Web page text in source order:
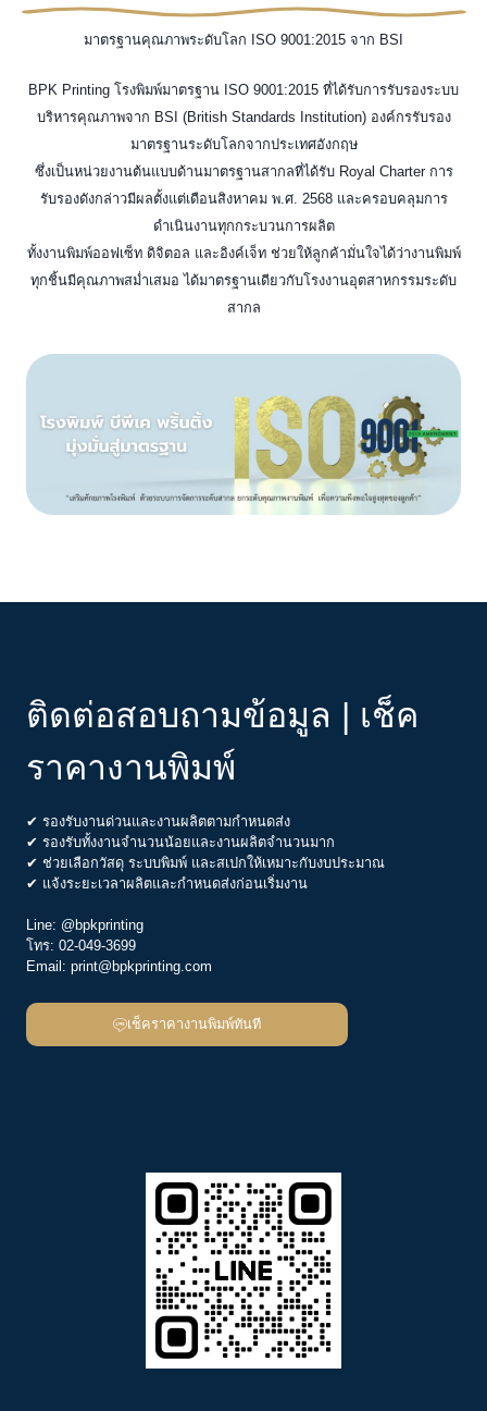
มาตรฐานคุณภาพระดับโลก ISO 9001:2015 จาก BSI
BPK Printing โรงพิมพ์มาตรฐาน ISO 9001:2015 ที่ได้รับการรับรองระบบ
บริหารคุณภาพจาก BSI (British Standards Institution) องค์กรรับรอง
มาตรฐานระดับโลกจากประเทศอังกฤษ
ซึ่งเป็นหน่วยงานต้นแบบด้านมาตรฐานสากลที่ได้รับ Royal Charter การ
รับรองดังกล่าวมีผลตั้งแต่เดือนสิงหาคม พ.ศ. 2568 และครอบคลุมการ
ดำเนินงานทุกกระบวนการผลิต
ทั้งงานพิมพ์ออฟเซ็ท ดิจิตอล และอิงค์เจ็ท ช่วยให้ลูกค้ามั่นใจได้ว่างานพิมพ์
ทุกชิ้นมีคุณภาพสม่ำเสมอ ได้มาตรฐานเดียวกับโรงงานอุตสาหกรรมระดับ
สากล
ติดต่อสอบถามข้อมูล | เช็ค
ราคางานพิมพ์
✔ รองรับงานด่วนและงานผลิตตามกำหนดส่ง
✔ รองรับทั้งงานจำนวนน้อยและงานผลิตจำนวนมาก
✔ ช่วยเลือกวัสดุ ระบบพิมพ์ และสเปกให้เหมาะกับงบประมาณ
✔ แจ้งระยะเวลาผลิตและกำหนดส่งก่อนเริ่มงาน
Line: @bpkprinting
โทร: 02-049-3699
Email: print@bpkprinting.com
เช็คราคางานพิมพ์ทันที